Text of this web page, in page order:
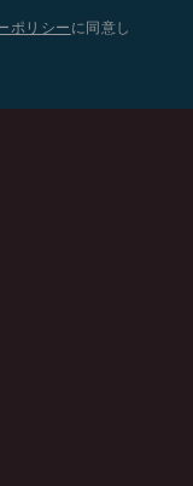
ポリシー に同意し